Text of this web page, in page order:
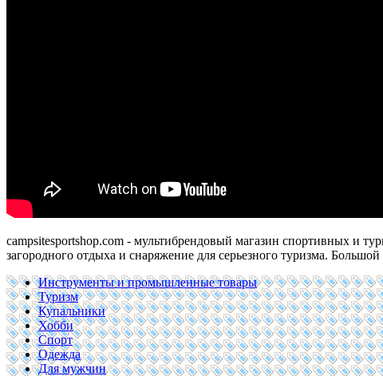
campsitesportshop.com - мультибрендовый магазин спортивных и
загородного отдыха и снаряжение для серьезного туризма.
Инструменты и промышленные товары
Туризм
Купальники
Хобби
Спорт
Одежда
Для мужчин